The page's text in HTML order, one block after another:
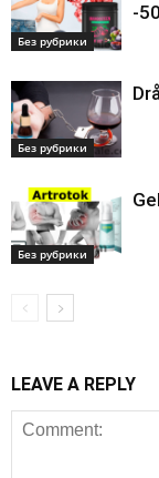
Без рубрики
-
Без рубрики
Без рубрики
LEAVE A REPLY